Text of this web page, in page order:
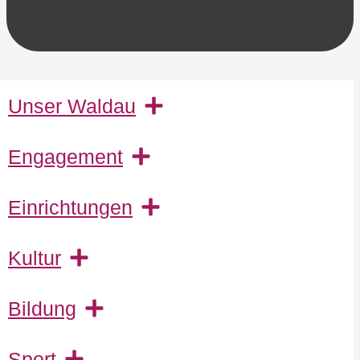
Unser Waldau
Engagement
Einrichtungen
Kultur
Bildung